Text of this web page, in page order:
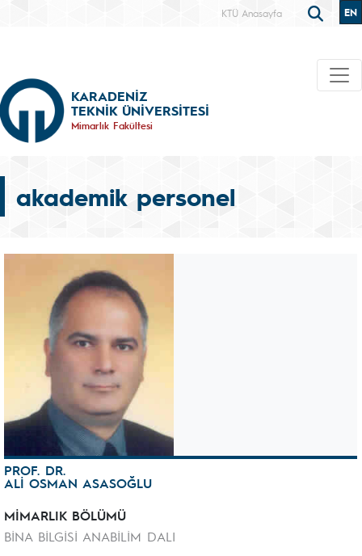
KTÜ Anasayfa EN
KARADENİZ
TEKNİK ÜNİVERSİTESİ
Mimarlık Fakültesi
akademik personel
PROF. DR.
ALİ OSMAN ASASOĞLU
MİMARLIK BÖLÜMÜ
BİNA BİLGİSİ ANABİLİM DALI